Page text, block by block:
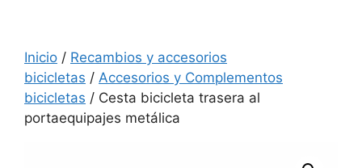
Inicio / Recambios y accesorios
bicicletas / Accesorios y Complementos
bicicletas / Cesta bicicleta trasera al
portaequipajes metálica